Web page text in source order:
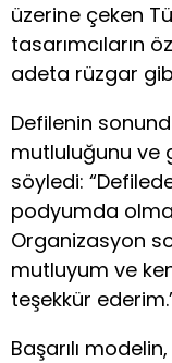
üzerine çeken
tasarımcıların
adeta rüzgar
Defilenin
mutluluğunu ve
söyledi:
podyumda
Organizasyon
mutluyum ve
teşekkür
Başarılı